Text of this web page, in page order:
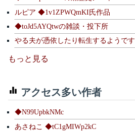
ルピア ◆1v1ZPWQmKI氏作品
◆toJd5AYQtwの雑談・投下所
やる夫が憑依したり転生するようです
もっと見る
アクセス多い作者
◆N99UpbkNMc
あさねこ ◆tC1gMIWp2kC